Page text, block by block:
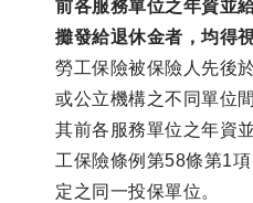
前各服務單位之年資並
攤發給退休金者，均得
勞工保險被保險人先後
或公立機構之不同單位
其前各服務單位之年資
工保險條例第58條第1
定之同一投保單位。